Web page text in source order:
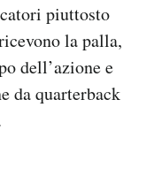
piuttosto
la palla,
dell’azione e
da quarterback